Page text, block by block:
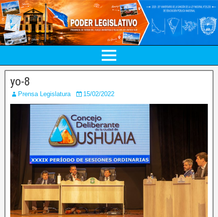
yo-8
Prensa Legislatura 15/02/2022